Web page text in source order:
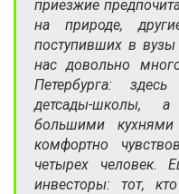
приезжие
на природе,
поступивших в
нас довольно
Петербурга:
детсады-школы,
большими
комфортно
четырех человек.
инвесторы: тот,